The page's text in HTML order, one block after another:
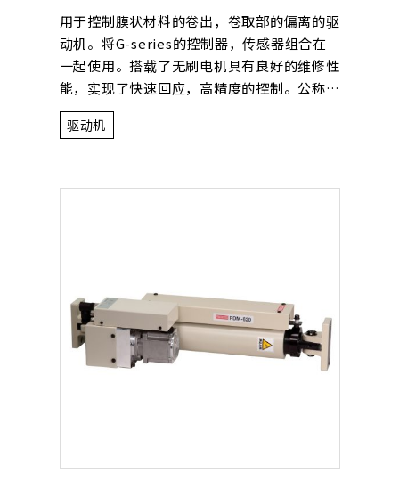
用于控制膜状材料的卷出，卷取部的偏离的驱
动机。将G-series的控制器，传感器组合在
一起使用。搭载了无刷电机具有良好的维修性
能，实现了快速回应，高精度的控制。公称重
量是1500kg。
驱动机